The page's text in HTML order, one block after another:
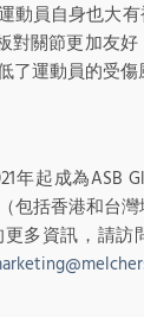
動員自身也大
對關節更加友
了運動員的受傷
年起成為ASB
包括香港和台
更多資訊，請訪